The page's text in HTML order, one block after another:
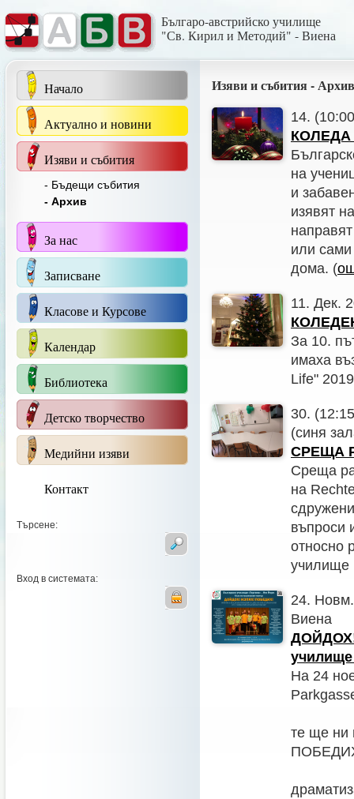
Българо-австрийско училище
"Св. Кирил и Методий" - Виена
Начало
Актуално и новини
Изяви и събития
- Бъдещи събития
- Архив
За нас
Записване
Класове и Курсове
Календар
Библиотека
Детско творчество
Медийни изяви
Контакт
Търсене:
Вход в системата:
Изяви и събития - Архив
14.
на
и
изявят
или сами
дома. (
11. Дек.
За 10.
имаха
Life"
30.
(синя
СРЕЩА
Среща
на
въпроси
относно
училище
24.
Виена
ДОЙДОХ!
На 24
те ще ни